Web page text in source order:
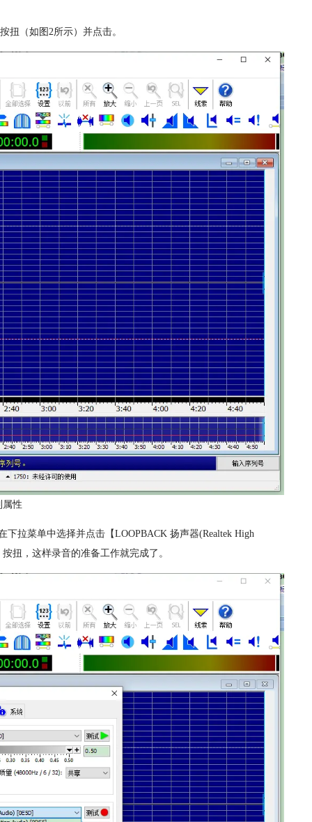
扭（如图2所示）并点击。
属性
拉菜单中选择并点击【LOOPBACK 扬声器(Realtek High
扭，这样录音的准备工作就完成了。